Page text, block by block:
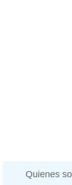
Quienes